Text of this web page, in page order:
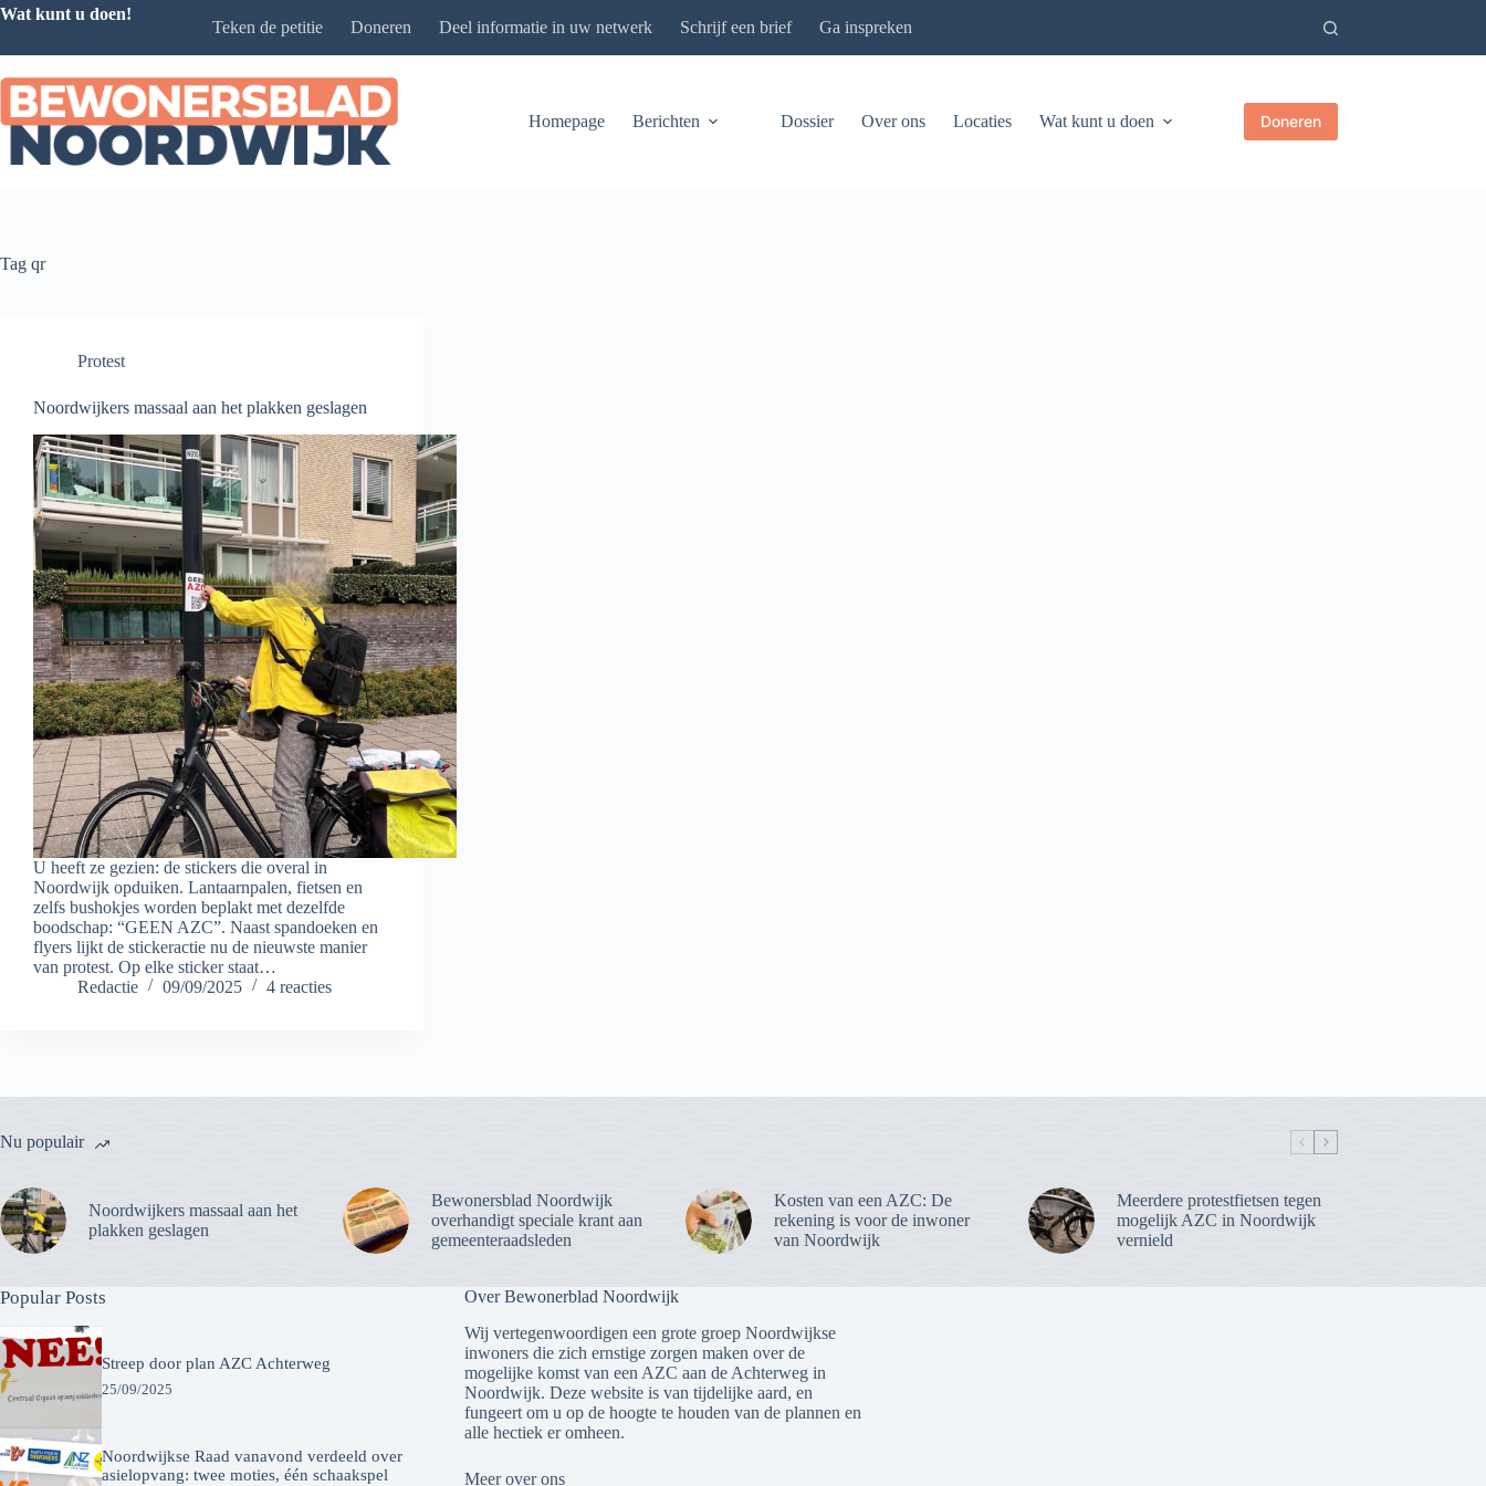
Ga
Wat kunt u doen!
Teken de petitie Doneren Deel informatie in uw netwerk Schrijf een brief Ga inspreken
Homepage Berichten Dossier Over ons Locaties Wat kunt u doen Doneren
Tag qr
Protest
Noordwijkers massaal aan het plakken geslagen
U heeft ze gezien: de stickers die overal in
Noordwijk opduiken. Lantaarnpalen, fietsen en
zelfs bushokjes worden beplakt met dezelfde
boodschap: “GEEN AZC”. Naast spandoeken en
flyers lijkt de stickeractie nu de nieuwste manier
van protest. Op elke sticker staat…
Redactie
09/09/2025 4 reacties
Nu populair
Noordwijkers massaal aan het
plakken geslagen
Bewonersblad Noordwijk
overhandigt speciale krant aan
gemeenteraadsleden
Kosten van een AZC: De
rekening is voor de inwoner
van Noordwijk
Meerdere protestfietsen tegen
mogelijk AZC in Noordwijk
vernield
Popular Posts
Streep door plan AZC Achterweg
25/09/2025
Noordwijkse Raad vanavond verdeeld over
asielopvang: twee moties, één schaakspel
Over Bewonerblad Noordwijk
Wij vertegenwoordigen een grote groep Noordwijkse
inwoners die zich ernstige zorgen maken over de
mogelijke komst van een AZC aan de Achterweg in
Noordwijk. Deze website is van tijdelijke aard, en
fungeert om u op de hoogte te houden van de plannen en
alle hectiek er omheen.
Meer over ons